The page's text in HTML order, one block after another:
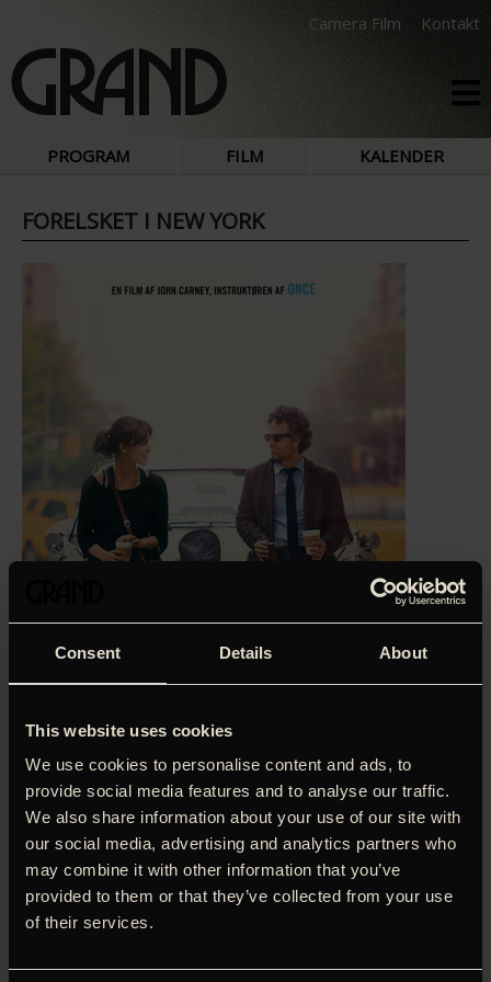
Consent Details About
This website uses cookies
We use cookies to personalise content and ads, to
provide social media features and to analyse our traffic.
We also share information about your use of our site with
our social media, advertising and analytics partners who
may combine it with other information that you’ve
provided to them or that they’ve collected from your use
of their services.
Camera Film Kontakt
PROGRAM FILM KALENDER
FORELSKET I NEW YORK
romantisk hit: Manden bag den romantiske
kærlighedskomedie fra musikkens verden
‘Once’ gentager sit trick
.’Jacob Wendt, Berlingske (5 stjerner)